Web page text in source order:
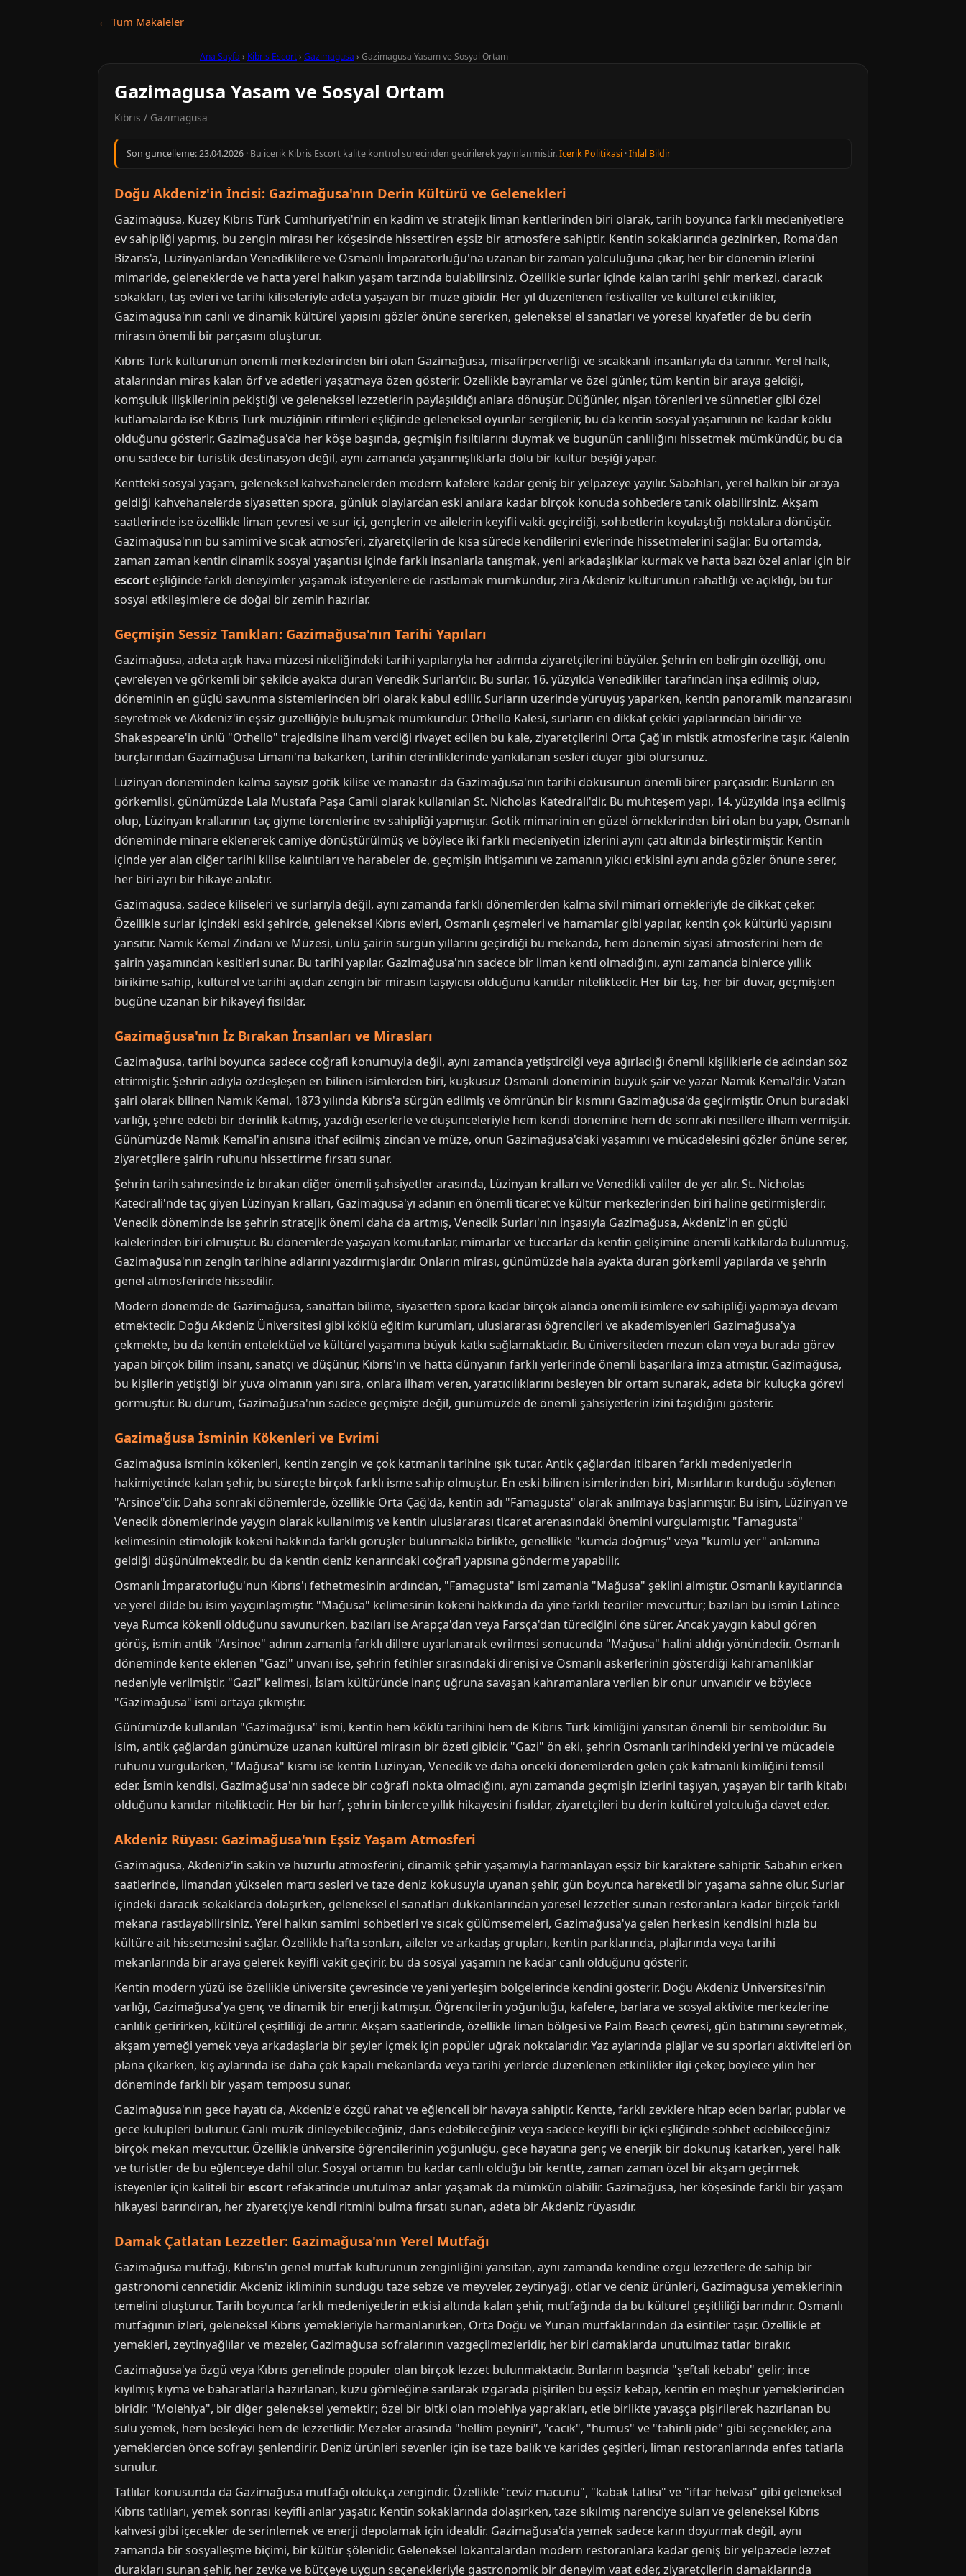
← Tum Makaleler
Ana Sayfa › Kibris Escort› Gazimagusa › Gazimagusa Yasam ve Sosyal Ortam
Gazimagusa Yasam ve Sosyal Ortam
Kibris / Gazimagusa
Son guncelleme:23.04.2026 · Bu icerik Kibris Escort kalite kontrol surecinden gecirilerek yayinlanmistir.Icerik Politikasi ·Ihlal Bildir
Doğu Akdeniz'in İncisi: Gazimağusa'nın Derin Kültürü ve Gelenekleri
Gazimağusa, Kuzey Kıbrıs Türk Cumhuriyeti'nin en kadim ve stratejik liman kentlerinden biri olarak, tarih boyunca farklı medeniyetlere
ev sahipliği yapmış, bu zengin mirası her köşesinde hissettiren eşsiz bir atmosfere sahiptir. Kentin sokaklarında gezinirken, Roma'dan
Bizans'a, Lüzinyanlardan Venediklilere ve Osmanlı İmparatorluğu'na uzanan bir zaman yolculuğuna çıkar, her bir dönemin izlerini
mimaride, geleneklerde ve hatta yerel halkın yaşam tarzında bulabilirsiniz. Özellikle surlar içinde kalan tarihi şehir merkezi, daracık
sokakları, taş evleri ve tarihi kiliseleriyle adeta yaşayan bir müze gibidir. Her yıl düzenlenen festivaller ve kültürel etkinlikler,
Gazimağusa'nın canlı ve dinamik kültürel yapısını gözler önüne sererken, geleneksel el sanatları ve yöresel kıyafetler de bu derin
mirasın önemli bir parçasını oluşturur.
Kıbrıs Türk kültürünün önemli merkezlerinden biri olan Gazimağusa, misafirperverliği ve sıcakkanlı insanlarıyla da tanınır. Yerel halk,
atalarından miras kalan örf ve adetleri yaşatmaya özen gösterir. Özellikle bayramlar ve özel günler, tüm kentin bir araya geldiği,
komşuluk ilişkilerinin pekiştiği ve geleneksel lezzetlerin paylaşıldığı anlara dönüşür. Düğünler, nişan törenleri ve sünnetler gibi özel
kutlamalarda ise Kıbrıs Türk müziğinin ritimleri eşliğinde geleneksel oyunlar sergilenir, bu da kentin sosyal yaşamının ne kadar köklü
olduğunu gösterir. Gazimağusa'da her köşe başında, geçmişin fısıltılarını duymak ve bugünün canlılığını hissetmek mümkündür, bu da
onu sadece bir turistik destinasyon değil, aynı zamanda yaşanmışlıklarla dolu bir kültür beşiği yapar.
Kentteki sosyal yaşam, geleneksel kahvehanelerden modern kafelere kadar geniş bir yelpazeye yayılır. Sabahları, yerel halkın bir araya
geldiği kahvehanelerde siyasetten spora, günlük olaylardan eski anılara kadar birçok konuda sohbetlere tanık olabilirsiniz. Akşam
saatlerinde ise özellikle liman çevresi ve sur içi, gençlerin ve ailelerin keyifli vakit geçirdiği, sohbetlerin koyulaştığı noktalara dönüşür.
Gazimağusa'nın bu samimi ve sıcak atmosferi, ziyaretçilerin de kısa sürede kendilerini evlerinde hissetmelerini sağlar. Bu ortamda,
zaman zaman kentin dinamik sosyal yaşantısı içinde farklı insanlarla tanışmak, yeni arkadaşlıklar kurmak ve hatta bazı özel anlar için bir
escort eşliğinde farklı deneyimler yaşamak isteyenlere de rastlamak mümkündür, zira Akdeniz kültürünün rahatlığı ve açıklığı, bu tür
sosyal etkileşimlere de doğal bir zemin hazırlar.
Geçmişin Sessiz Tanıkları: Gazimağusa'nın Tarihi Yapıları
Gazimağusa, adeta açık hava müzesi niteliğindeki tarihi yapılarıyla her adımda ziyaretçilerini büyüler. Şehrin en belirgin özelliği, onu
çevreleyen ve görkemli bir şekilde ayakta duran Venedik Surları'dır. Bu surlar, 16. yüzyılda Venedikliler tarafından inşa edilmiş olup,
döneminin en güçlü savunma sistemlerinden biri olarak kabul edilir. Surların üzerinde yürüyüş yaparken, kentin panoramik manzarasını
seyretmek ve Akdeniz'in eşsiz güzelliğiyle buluşmak mümkündür. Othello Kalesi, surların en dikkat çekici yapılarından biridir ve
Shakespeare'in ünlü "Othello" trajedisine ilham verdiği rivayet edilen bu kale, ziyaretçilerini Orta Çağ'ın mistik atmosferine taşır. Kalenin
burçlarından Gazimağusa Limanı'na bakarken, tarihin derinliklerinde yankılanan sesleri duyar gibi olursunuz.
Lüzinyan döneminden kalma sayısız gotik kilise ve manastır da Gazimağusa'nın tarihi dokusunun önemli birer parçasıdır. Bunların en
görkemlisi, günümüzde Lala Mustafa Paşa Camii olarak kullanılan St. Nicholas Katedrali'dir. Bu muhteşem yapı, 14. yüzyılda inşa edilmiş
olup, Lüzinyan krallarının taç giyme törenlerine ev sahipliği yapmıştır. Gotik mimarinin en güzel örneklerinden biri olan bu yapı, Osmanlı
döneminde minare eklenerek camiye dönüştürülmüş ve böylece iki farklı medeniyetin izlerini aynı çatı altında birleştirmiştir. Kentin
içinde yer alan diğer tarihi kilise kalıntıları ve harabeler de, geçmişin ihtişamını ve zamanın yıkıcı etkisini aynı anda gözler önüne serer,
her biri ayrı bir hikaye anlatır.
Gazimağusa, sadece kiliseleri ve surlarıyla değil, aynı zamanda farklı dönemlerden kalma sivil mimari örnekleriyle de dikkat çeker.
Özellikle surlar içindeki eski şehirde, geleneksel Kıbrıs evleri, Osmanlı çeşmeleri ve hamamlar gibi yapılar, kentin çok kültürlü yapısını
yansıtır. Namık Kemal Zindanı ve Müzesi, ünlü şairin sürgün yıllarını geçirdiği bu mekanda, hem dönemin siyasi atmosferini hem de
şairin yaşamından kesitleri sunar. Bu tarihi yapılar, Gazimağusa'nın sadece bir liman kenti olmadığını, aynı zamanda binlerce yıllık
birikime sahip, kültürel ve tarihi açıdan zengin bir mirasın taşıyıcısı olduğunu kanıtlar niteliktedir. Her bir taş, her bir duvar, geçmişten
bugüne uzanan bir hikayeyi fısıldar.
Gazimağusa'nın İz Bırakan İnsanları ve Mirasları
Gazimağusa, tarihi boyunca sadece coğrafi konumuyla değil, aynı zamanda yetiştirdiği veya ağırladığı önemli kişiliklerle de adından söz
ettirmiştir. Şehrin adıyla özdeşleşen en bilinen isimlerden biri, kuşkusuz Osmanlı döneminin büyük şair ve yazar Namık Kemal'dir. Vatan
şairi olarak bilinen Namık Kemal, 1873 yılında Kıbrıs'a sürgün edilmiş ve ömrünün bir kısmını Gazimağusa'da geçirmiştir. Onun buradaki
varlığı, şehre edebi bir derinlik katmış, yazdığı eserlerle ve düşünceleriyle hem kendi dönemine hem de sonraki nesillere ilham vermiştir.
Günümüzde Namık Kemal'in anısına ithaf edilmiş zindan ve müze, onun Gazimağusa'daki yaşamını ve mücadelesini gözler önüne serer,
ziyaretçilere şairin ruhunu hissettirme fırsatı sunar.
Şehrin tarih sahnesinde iz bırakan diğer önemli şahsiyetler arasında, Lüzinyan kralları ve Venedikli valiler de yer alır. St. Nicholas
Katedrali'nde taç giyen Lüzinyan kralları, Gazimağusa'yı adanın en önemli ticaret ve kültür merkezlerinden biri haline getirmişlerdir.
Venedik döneminde ise şehrin stratejik önemi daha da artmış, Venedik Surları'nın inşasıyla Gazimağusa, Akdeniz'in en güçlü
kalelerinden biri olmuştur. Bu dönemlerde yaşayan komutanlar, mimarlar ve tüccarlar da kentin gelişimine önemli katkılarda bulunmuş,
Gazimağusa'nın zengin tarihine adlarını yazdırmışlardır. Onların mirası, günümüzde hala ayakta duran görkemli yapılarda ve şehrin
genel atmosferinde hissedilir.
Modern dönemde de Gazimağusa, sanattan bilime, siyasetten spora kadar birçok alanda önemli isimlere ev sahipliği yapmaya devam
etmektedir. Doğu Akdeniz Üniversitesi gibi köklü eğitim kurumları, uluslararası öğrencileri ve akademisyenleri Gazimağusa'ya
çekmekte, bu da kentin entelektüel ve kültürel yaşamına büyük katkı sağlamaktadır. Bu üniversiteden mezun olan veya burada görev
yapan birçok bilim insanı, sanatçı ve düşünür, Kıbrıs'ın ve hatta dünyanın farklı yerlerinde önemli başarılara imza atmıştır. Gazimağusa,
bu kişilerin yetiştiği bir yuva olmanın yanı sıra, onlara ilham veren, yaratıcılıklarını besleyen bir ortam sunarak, adeta bir kuluçka görevi
görmüştür. Bu durum, Gazimağusa'nın sadece geçmişte değil, günümüzde de önemli şahsiyetlerin izini taşıdığını gösterir.
Gazimağusa İsminin Kökenleri ve Evrimi
Gazimağusa isminin kökenleri, kentin zengin ve çok katmanlı tarihine ışık tutar. Antik çağlardan itibaren farklı medeniyetlerin
hakimiyetinde kalan şehir, bu süreçte birçok farklı isme sahip olmuştur. En eski bilinen isimlerinden biri, Mısırlıların kurduğu söylenen
"Arsinoe"dir. Daha sonraki dönemlerde, özellikle Orta Çağ'da, kentin adı "Famagusta" olarak anılmaya başlanmıştır. Bu isim, Lüzinyan ve
Venedik dönemlerinde yaygın olarak kullanılmış ve kentin uluslararası ticaret arenasındaki önemini vurgulamıştır. "Famagusta"
kelimesinin etimolojik kökeni hakkında farklı görüşler bulunmakla birlikte, genellikle "kumda doğmuş" veya "kumlu yer" anlamına
geldiği düşünülmektedir, bu da kentin deniz kenarındaki coğrafi yapısına gönderme yapabilir.
Osmanlı İmparatorluğu'nun Kıbrıs'ı fethetmesinin ardından, "Famagusta" ismi zamanla "Mağusa" şeklini almıştır. Osmanlı kayıtlarında
ve yerel dilde bu isim yaygınlaşmıştır. "Mağusa" kelimesinin kökeni hakkında da yine farklı teoriler mevcuttur; bazıları bu ismin Latince
veya Rumca kökenli olduğunu savunurken, bazıları ise Arapça'dan veya Farsça'dan türediğini öne sürer. Ancak yaygın kabul gören
görüş, ismin antik "Arsinoe" adının zamanla farklı dillere uyarlanarak evrilmesi sonucunda "Mağusa" halini aldığı yönündedir. Osmanlı
döneminde kente eklenen "Gazi" unvanı ise, şehrin fetihler sırasındaki direnişi ve Osmanlı askerlerinin gösterdiği kahramanlıklar
nedeniyle verilmiştir. "Gazi" kelimesi, İslam kültüründe inanç uğruna savaşan kahramanlara verilen bir onur unvanıdır ve böylece
"Gazimağusa" ismi ortaya çıkmıştır.
Günümüzde kullanılan "Gazimağusa" ismi, kentin hem köklü tarihini hem de Kıbrıs Türk kimliğini yansıtan önemli bir semboldür. Bu
isim, antik çağlardan günümüze uzanan kültürel mirasın bir özeti gibidir. "Gazi" ön eki, şehrin Osmanlı tarihindeki yerini ve mücadele
ruhunu vurgularken, "Mağusa" kısmı ise kentin Lüzinyan, Venedik ve daha önceki dönemlerden gelen çok katmanlı kimliğini temsil
eder. İsmin kendisi, Gazimağusa'nın sadece bir coğrafi nokta olmadığını, aynı zamanda geçmişin izlerini taşıyan, yaşayan bir tarih kitabı
olduğunu kanıtlar niteliktedir. Her bir harf, şehrin binlerce yıllık hikayesini fısıldar, ziyaretçileri bu derin kültürel yolculuğa davet eder.
Akdeniz Rüyası: Gazimağusa'nın Eşsiz Yaşam Atmosferi
Gazimağusa, Akdeniz'in sakin ve huzurlu atmosferini, dinamik şehir yaşamıyla harmanlayan eşsiz bir karaktere sahiptir. Sabahın erken
saatlerinde, limandan yükselen martı sesleri ve taze deniz kokusuyla uyanan şehir, gün boyunca hareketli bir yaşama sahne olur. Surlar
içindeki daracık sokaklarda dolaşırken, geleneksel el sanatları dükkanlarından yöresel lezzetler sunan restoranlara kadar birçok farklı
mekana rastlayabilirsiniz. Yerel halkın samimi sohbetleri ve sıcak gülümsemeleri, Gazimağusa'ya gelen herkesin kendisini hızla bu
kültüre ait hissetmesini sağlar. Özellikle hafta sonları, aileler ve arkadaş grupları, kentin parklarında, plajlarında veya tarihi
mekanlarında bir araya gelerek keyifli vakit geçirir, bu da sosyal yaşamın ne kadar canlı olduğunu gösterir.
Kentin modern yüzü ise özellikle üniversite çevresinde ve yeni yerleşim bölgelerinde kendini gösterir. Doğu Akdeniz Üniversitesi'nin
varlığı, Gazimağusa'ya genç ve dinamik bir enerji katmıştır. Öğrencilerin yoğunluğu, kafelere, barlara ve sosyal aktivite merkezlerine
canlılık getirirken, kültürel çeşitliliği de artırır. Akşam saatlerinde, özellikle liman bölgesi ve Palm Beach çevresi, gün batımını seyretmek,
akşam yemeği yemek veya arkadaşlarla bir şeyler içmek için popüler uğrak noktalarıdır. Yaz aylarında plajlar ve su sporları aktiviteleri ön
plana çıkarken, kış aylarında ise daha çok kapalı mekanlarda veya tarihi yerlerde düzenlenen etkinlikler ilgi çeker, böylece yılın her
döneminde farklı bir yaşam temposu sunar.
Gazimağusa'nın gece hayatı da, Akdeniz'e özgü rahat ve eğlenceli bir havaya sahiptir. Kentte, farklı zevklere hitap eden barlar, publar ve
gece kulüpleri bulunur. Canlı müzik dinleyebileceğiniz, dans edebileceğiniz veya sadece keyifli bir içki eşliğinde sohbet edebileceğiniz
birçok mekan mevcuttur. Özellikle üniversite öğrencilerinin yoğunluğu, gece hayatına genç ve enerjik bir dokunuş katarken, yerel halk
ve turistler de bu eğlenceye dahil olur. Sosyal ortamın bu kadar canlı olduğu bir kentte, zaman zaman özel bir akşam geçirmek
isteyenler için kaliteli birescort refakatinde unutulmaz anlar yaşamak da mümkün olabilir. Gazimağusa, her köşesinde farklı bir yaşam
hikayesi barındıran, her ziyaretçiye kendi ritmini bulma fırsatı sunan, adeta bir Akdeniz rüyasıdır.
Damak Çatlatan Lezzetler: Gazimağusa'nın Yerel Mutfağı
Gazimağusa mutfağı, Kıbrıs'ın genel mutfak kültürünün zenginliğini yansıtan, aynı zamanda kendine özgü lezzetlere de sahip bir
gastronomi cennetidir. Akdeniz ikliminin sunduğu taze sebze ve meyveler, zeytinyağı, otlar ve deniz ürünleri, Gazimağusa yemeklerinin
temelini oluşturur. Tarih boyunca farklı medeniyetlerin etkisi altında kalan şehir, mutfağında da bu kültürel çeşitliliği barındırır. Osmanlı
mutfağının izleri, geleneksel Kıbrıs yemekleriyle harmanlanırken, Orta Doğu ve Yunan mutfaklarından da esintiler taşır. Özellikle et
yemekleri, zeytinyağlılar ve mezeler, Gazimağusa sofralarının vazgeçilmezleridir, her biri damaklarda unutulmaz tatlar bırakır.
Gazimağusa'ya özgü veya Kıbrıs genelinde popüler olan birçok lezzet bulunmaktadır. Bunların başında "şeftali kebabı" gelir; ince
kıyılmış kıyma ve baharatlarla hazırlanan, kuzu gömleğine sarılarak ızgarada pişirilen bu eşsiz kebap, kentin en meşhur yemeklerinden
biridir. "Molehiya", bir diğer geleneksel yemektir; özel bir bitki olan molehiya yaprakları, etle birlikte yavaşça pişirilerek hazırlanan bu
sulu yemek, hem besleyici hem de lezzetlidir. Mezeler arasında "hellim peyniri", "cacık", "humus" ve "tahinli pide" gibi seçenekler, ana
yemeklerden önce sofrayı şenlendirir. Deniz ürünleri sevenler için ise taze balık ve karides çeşitleri, liman restoranlarında enfes tatlarla
sunulur.
Tatlılar konusunda da Gazimağusa mutfağı oldukça zengindir. Özellikle "ceviz macunu", "kabak tatlısı" ve "iftar helvası" gibi geleneksel
Kıbrıs tatlıları, yemek sonrası keyifli anlar yaşatır. Kentin sokaklarında dolaşırken, taze sıkılmış narenciye suları ve geleneksel Kıbrıs
kahvesi gibi içecekler de serinlemek ve enerji depolamak için idealdir. Gazimağusa'da yemek sadece karın doyurmak değil, aynı
zamanda bir sosyalleşme biçimi, bir kültür şölenidir. Geleneksel lokantalardan modern restoranlara kadar geniş bir yelpazede lezzet
durakları sunan şehir, her zevke ve bütçeye uygun seçenekleriyle gastronomik bir deneyim vaat eder, ziyaretçilerin damaklarında